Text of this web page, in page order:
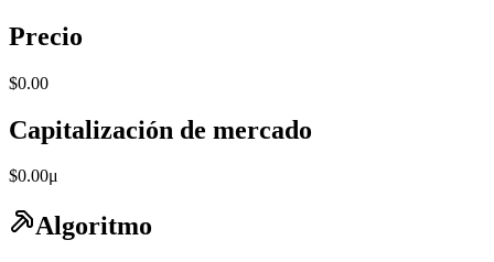
Precio
$0.00
Capitalización de mercado
$0.00μ
Algoritmo